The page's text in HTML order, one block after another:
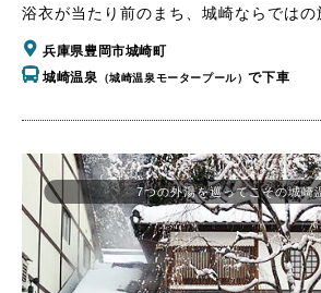
浴衣が当たり前のまち、城崎ならではの
兵庫県豊岡市城崎町
城崎温泉 （城崎温泉モータープール）で下車
7つの外湯を巡ってこその城